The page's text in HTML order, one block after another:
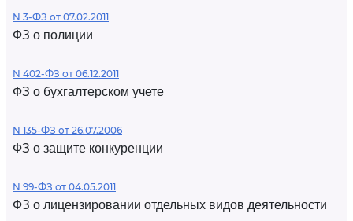
N 3-ФЗ от 07.02.2011
ФЗ о полиции
N 402-ФЗ от 06.12.2011
ФЗ о бухгалтерском учете
N 135-ФЗ от 26.07.2006
ФЗ о защите конкуренции
N 99-ФЗ от 04.05.2011
ФЗ о лицензировании отдельных видов деятельности